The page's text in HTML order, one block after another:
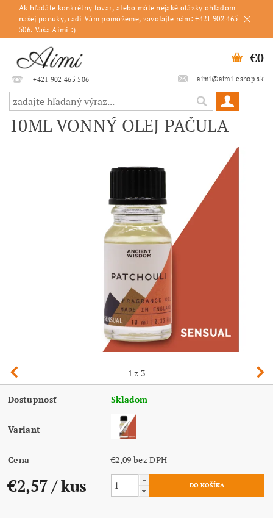
Ak hľadáte konkrétny tovar, alebo máte nejaké otázky ohľadom
našej ponuky, radi Vám pomôžeme, zavolajte nám: +421 902 465
506. Vaša Aimi :)
+421 902 465 506 aimi@aimi-eshop.sk
€0
10ML VONNÝ OLEJ PAČULA
1 z 3
Dostupnosť Skladom
Variant
Cena €2,09 bez DPH
€2,57/ kus